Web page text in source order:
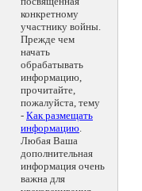
конкретному
участнику войны.
Прежде чем
начать
обрабатывать
информацию,
прочитайте,
пожалуйста, тему
- Как размещать
информацию.
Любая Ваша
дополнительная
информация очень
важна для